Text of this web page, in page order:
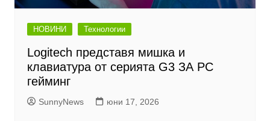
НОВИНИ Технологии
Logitech представя мишка и
клавиатура от серията G3 ЗА PC
гейминг
SunnyNews юни 17, 2026